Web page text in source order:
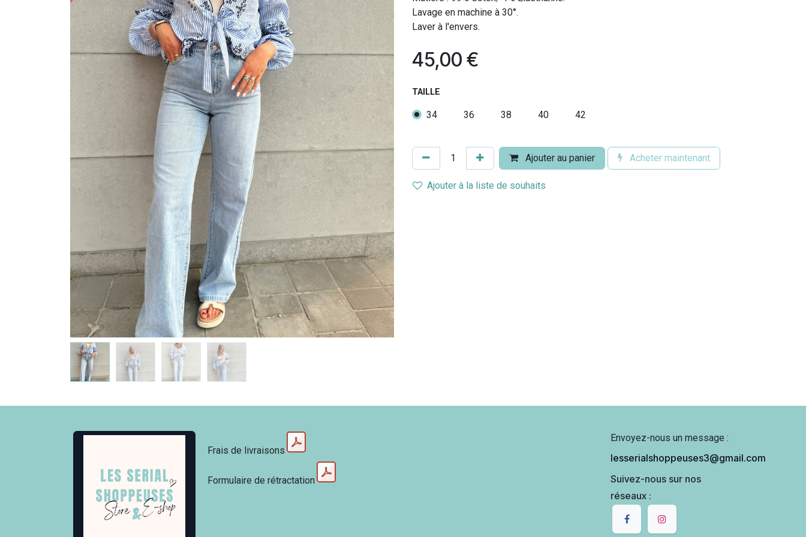
Lavage en machine à 30°.
Laver à l'envers.
45,00 €
TAILLE
34 36 38 40 42
Ajouter au panier Acheter maintenant
Ajouter à la liste de souhaits
Envoyez-nous un message :
lesserialshoppeuses3@gmail.com
Suivez-nous sur nos
réseaux :
Frais de livraisons
Formulaire de rétractation